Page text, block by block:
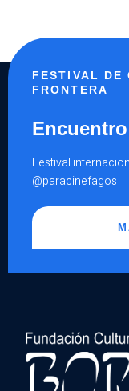
FESTIVAL DE
FRONTERA
Festival
@paracinefagos